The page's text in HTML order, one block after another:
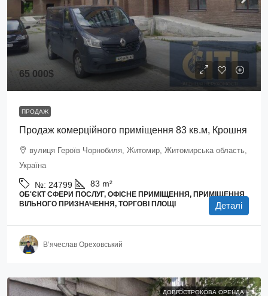
65 000$
ПРОДАЖ
Продаж комерційного приміщення 83 кв.м, Крошня
вулиця Героїв Чорнобиля, Житомир, Житомирська область,
Україна
№: 24799 83 m²
ОБ'ЄКТ СФЕРИ ПОСЛУГ, ОФІСНЕ ПРИМІЩЕННЯ, ПРИМІЩЕННЯ
ВІЛЬНОГО ПРИЗНАЧЕННЯ, ТОРГОВІ ПЛОЩІ
Деталі
В’ячеслав Ореховський
ДОВГОСТРОКОВА ОРЕНДА